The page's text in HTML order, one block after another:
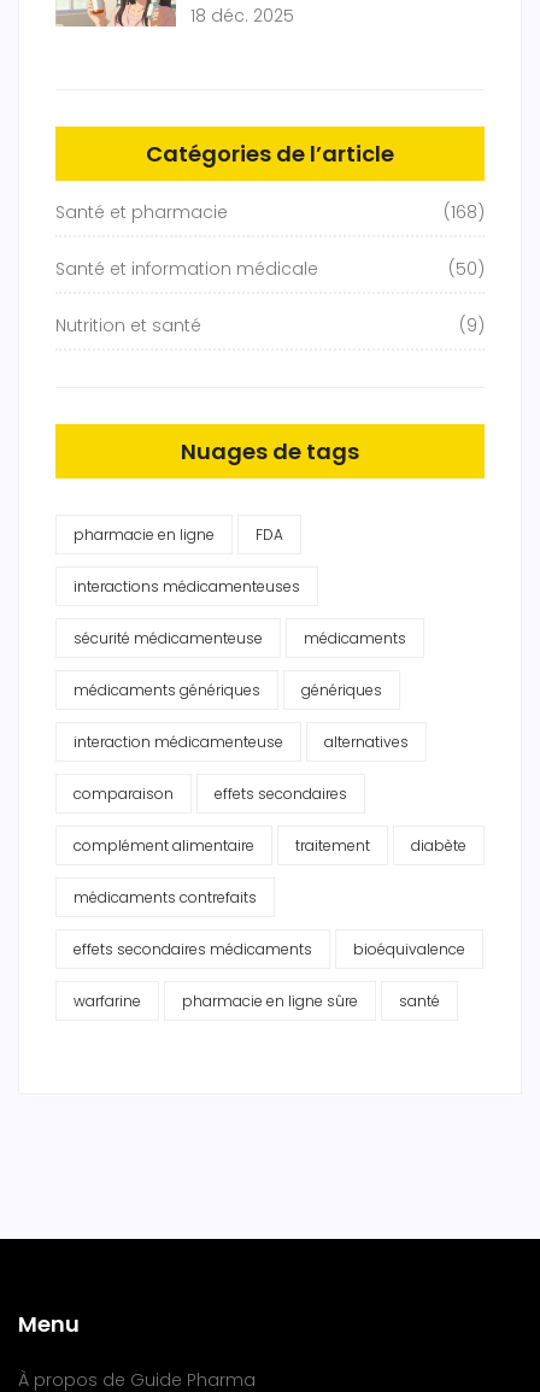
18 déc. 2025
Catégories de l’article
Santé et pharmacie (168)
Santé et information médicale (50)
Nutrition et santé (9)
Nuages de tags
pharmacie en ligne FDA
interactions médicamenteuses
sécurité médicamenteuse médicaments
médicaments génériques génériques
interaction médicamenteuse alternatives
comparaison effets secondaires
complément alimentaire traitement diabète
médicaments contrefaits
effets secondaires médicaments bioéquivalence
warfarine pharmacie en ligne sûre santé
Menu
À propos de Guide Pharma